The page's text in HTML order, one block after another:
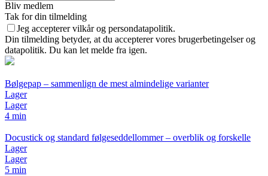
Bliv medlem
Tak for din tilmelding
Jeg accepterer vilkår og persondatapolitik.
Din tilmelding betyder, at du accepterer vores brugerbetingelser og
datapolitik. Du kan let melde fra igen.
Bølgepap – sammenlign de mest almindelige varianter
Lager
Lager
4 min
Docustick og standard følgeseddellommer – overblik og forskelle
Lager
Lager
5 min